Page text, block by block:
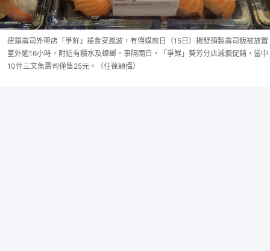
連鎖壽司外帶店「爭鮮」捲食安風波，有傳媒前日（15日）揭發預製壽司飯被放置
室外逾16小時，附近有積水及蟑螂。事隔兩日，「爭鮮」葵芳分店減價促銷，當中
10件三文魚壽司僅售25元。（任葆穎攝）